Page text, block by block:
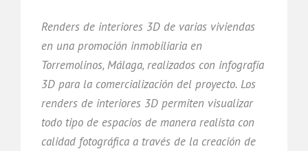
Renders de interiores 3D de varias viviendas
en una promoción inmobiliaria en
Torremolinos, Málaga, realizados con infografía
3D para la comercialización del proyecto. Los
renders de interiores 3D permiten visualizar
todo tipo de espacios de manera realista con
calidad fotográfica a través de la creación de